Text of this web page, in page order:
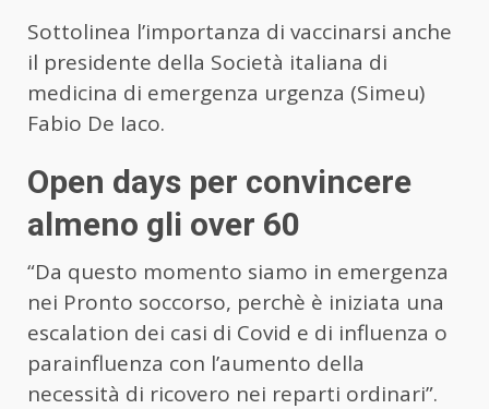
Sottolinea l’importanza di vaccinarsi anche
il presidente della Società italiana di
medicina di emergenza urgenza (Simeu)
Fabio De Iaco.
Open days per convincere
almeno gli over 60
“Da questo momento siamo in emergenza
nei Pronto soccorso, perchè è iniziata una
escalation dei casi di Covid e di influenza o
parainfluenza con l’aumento della
necessità di ricovero nei reparti ordinari”.